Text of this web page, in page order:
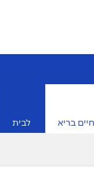
בריא לבית